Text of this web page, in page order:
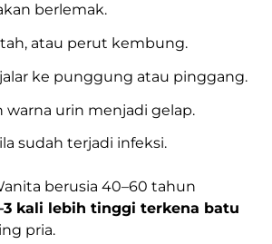
berlemak.
atau perut kembung.
ke punggung atau pinggang.
warna urin menjadi gelap.
sudah terjadi infeksi.
berusia 40–60 tahun
kali lebih tinggi terkena batu
pria.